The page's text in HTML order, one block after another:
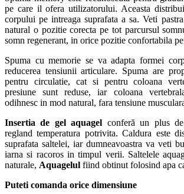
pe care il ofera utilizatorului. Aceasta
corpului pe intreaga suprafata a sa. Veti
natural o pozitie corecta pe tot parcursul
somn regenerant, in orice pozitie confortabila
Spuma cu memorie se va adapta formei
reducerea tensiunii articulare. Spuma are
pentru circulatie, cat si pentru coloana
presiune sunt reduse, iar coloana
odihnesc in mod natural, fara tensiune
Insertia de gel aquagel conferă un plus
regland temperatura potrivita. Caldura este
suprafata saltelei, iar dumneavoastra va veti
iarna si racoros in timpul verii. Saltelele
naturale, Aquagelul fiind obtinut folosind apa
Puteti comanda orice dimensiune